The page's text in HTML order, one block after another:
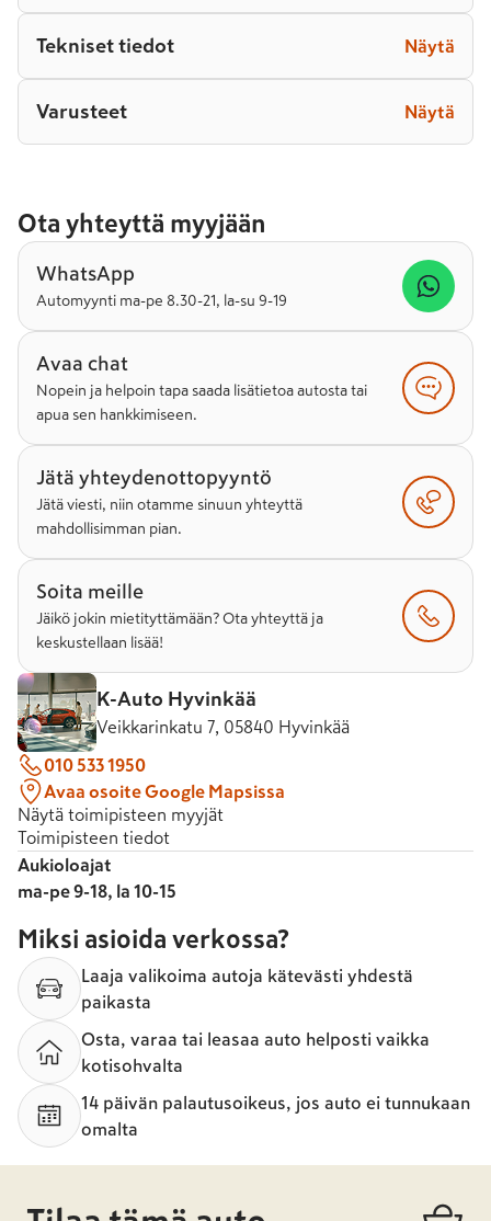
Tekniset tiedot Näytä
Varusteet Näytä
Ota yhteyttä myyjään
WhatsApp
Automyynti ma-pe 8.30-21, la-su 9-19
Avaa chat
Nopein ja helpoin tapa saada lisätietoa autosta tai
apua sen hankkimiseen.
Jätä yhteydenottopyyntö
Jätä viesti, niin otamme sinuun yhteyttä
mahdollisimman pian.
Soita meille
Jäikö jokin mietityttämään? Ota yhteyttä ja
keskustellaan lisää!
K-Auto Hyvinkää
Veikkarinkatu 7, 05840 Hyvinkää
010 533 1950
Avaa osoite Google Mapsissa
Näytä toimipisteen myyjät
Toimipisteen tiedot
Aukioloajat
ma-pe 9-18, la 10-15
Miksi asioida verkossa?
Laaja valikoima autoja kätevästi yhdestä
paikasta
Osta, varaa tai leasaa auto helposti vaikka
kotisohvalta
14 päivän palautusoikeus, jos auto ei tunnukaan
omalta